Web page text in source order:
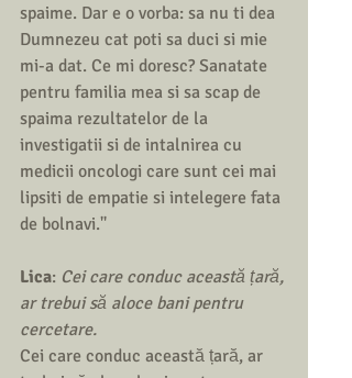
spaime. Dar e o vorba: sa nu ti dea
Dumnezeu cat poti sa duci si mie
mi-a dat. Ce mi doresc? Sanatate
pentru familia mea si sa scap de
spaima rezultatelor de la
investigatii si de intalnirea cu
medicii oncologi care sunt cei mai
lipsiti de empatie si intelegere fata
de bolnavi.''
Lica: Cei care conduc această țară,
ar trebui să aloce bani pentru
cercetare.
Cei care conduc această țară, ar